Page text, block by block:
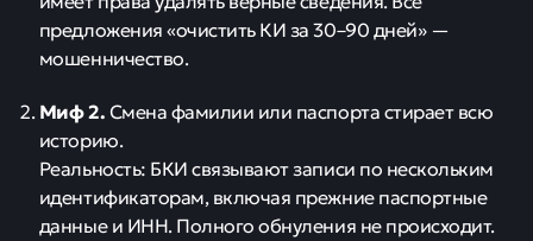
предложения «очистить КИ за 30–90 дней» —
мошенничество.
Миф 2.Смена фамилии или паспорта стирает всю
историю.
Реальность: БКИ связывают записи по нескольким
идентификаторам, включая прежние паспортные
данные и ИНН. Полного обнуления не происходит.